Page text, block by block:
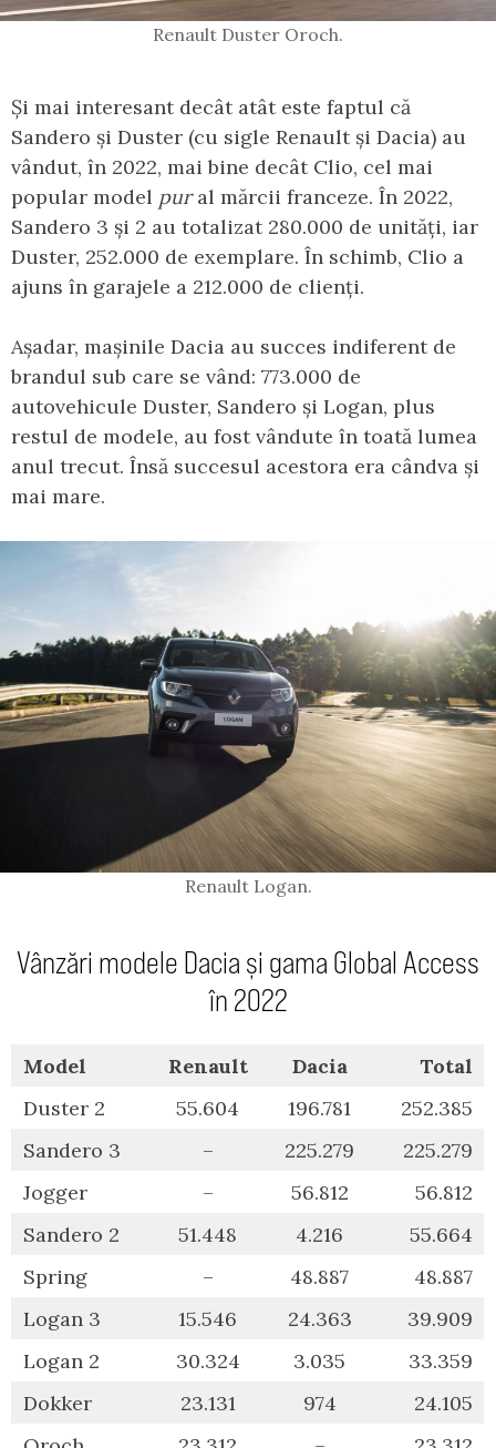
Renault Duster Oroch.
Și mai interesant decât atât este faptul că
Sandero și Duster (cu sigle Renault și Dacia) au
vândut, în 2022, mai bine decât Clio, cel mai
popular model pural mărcii franceze. În 2022,
Sandero 3 și 2 au totalizat 280.000 de unități, iar
Duster, 252.000 de exemplare. În schimb, Clio a
ajuns în garajele a 212.000 de clienți.
Așadar, mașinile Dacia au succes indiferent de
brandul sub care se vând: 773.000 de
autovehicule Duster, Sandero și Logan, plus
restul de modele, au fost vândute în toată lumea
anul trecut. Însă succesul acestora era cândva și
mai mare.
Renault Logan.
Vânzări modele Dacia și gama Global Access
în 2022
Model Renault Dacia
Total
Duster 2
55.604 196.781
252.385
Sandero 3
– 225.279
225.279
Jogger
– 56.812
56.812
Sandero 2
51.448 4.216
55.664
Spring
– 48.887
48.887
Logan 3
15.546 24.363
39.909
Logan 2
30.324 3.035
33.359
Dokker
23.131 974
24.105